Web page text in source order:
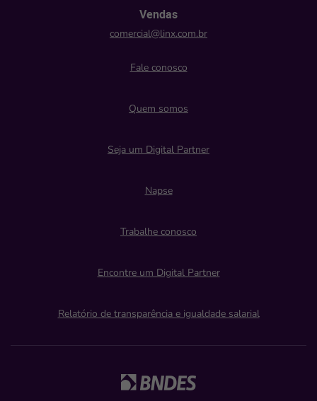
Vendas
comercial@linx.com.br
Fale conosco
Quem somos
Seja um Digital Partner
Napse
Trabalhe conosco
Encontre um Digital Partner
Relatório de transparência e igualdade salarial